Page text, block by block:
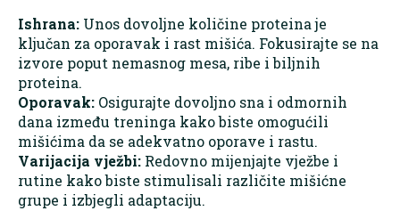
Ishrana: Unos dovoljne količine proteina je
ključan za oporavak i rast mišića. Fokusirajte se na
izvore poput nemasnog mesa, ribe i biljnih
proteina. ​
Oporavak: Osigurajte dovoljno sna i odmornih
dana između treninga kako biste omogućili
mišićima da se adekvatno oporave i rastu.​
Varijacija vježbi: Redovno mijenjajte vježbe i
rutine kako biste stimulisali različite mišićne
grupe i izbjegli adaptaciju.​